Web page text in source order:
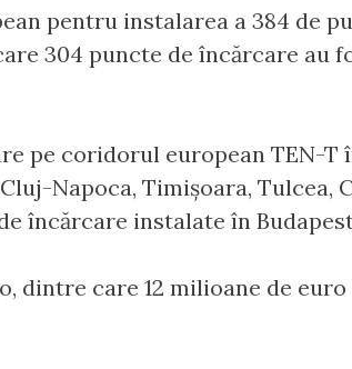
pentru instalarea a 384 de
304 puncte de încărcare au
pe coridorul european TEN-T
Napoca, Timișoara, Tulcea,
încărcare instalate în
dintre care 12 milioane de